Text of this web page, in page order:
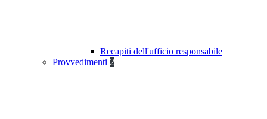
Recapiti dell'ufficio responsabile
Provvedimenti 2